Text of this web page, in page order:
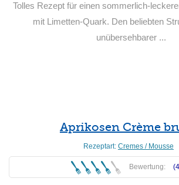
Tolles Rezept für einen sommerlich-
mit Limetten-Quark. Den beliebten
unübersehbarer ...
Aprikosen Crème
Rezeptart: Cremes / Mousse
Bewertung: